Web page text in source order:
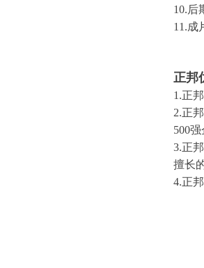
10.后
11.成
正邦
1.正
2.正
500
3.正
擅长
4.正